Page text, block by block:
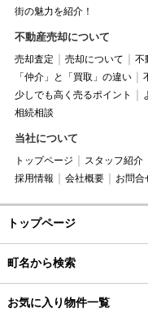
街の魅力を紹介！
不動産売却について
売却査定 売却について
不
「仲介」と「買取」の違い
少しでも高く売るポイント
相続相談
当社について
トップページ スタッフ紹介
採用情報
会社概要 お問合
トップページ
町名から検索
お気に入り物件一覧